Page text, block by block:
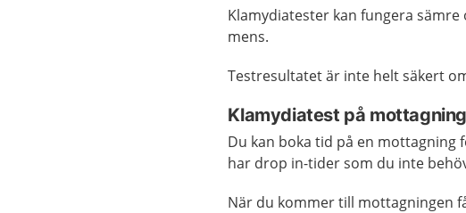
Klamydiatester kan fungera
mens.
Testresultatet är inte helt säkert
Klamydiatest på mottagning
Du kan boka tid på en
har drop in-tider som du inte
När du kommer till mottagningen